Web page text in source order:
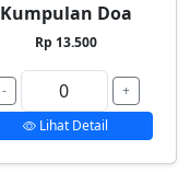
Kumpulan Doa
Rp 13.500
-
+
Lihat Detail